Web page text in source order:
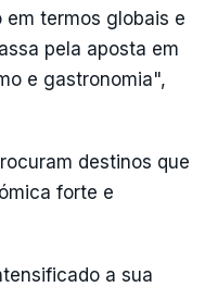
termos globais e
pela aposta em
e gastronomia",
destinos que
forte e
a sua